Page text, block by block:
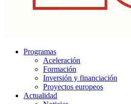
Programas
Aceleración
Formación
Inversión y financiación
Proyectos europeos
Actualidad